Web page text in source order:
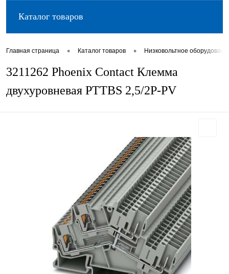
Каталог товаров
Главная страница • Каталог товаров • Низковольтное
3211262 Phoenix Contact Клемма
двухуровневая PTTBS 2,5/2P-PV